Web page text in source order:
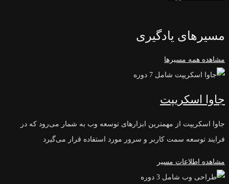
مسیرهای یادگیری
مشاهده همه مسیر‌ها
شامل 7 دوره
جاوا اسکریپت
جاوا اسکریپت از مهمترین ابزارهای توسعه وب به شمار می‌رود که در
فرایند توسعه سمت کاربر و سرور مورد استفاده قرار می‌گیرد
مشاهده اطلاعات مسیر
شامل 3 دوره